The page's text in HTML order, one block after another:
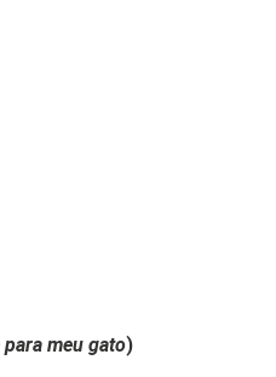
meu gato)